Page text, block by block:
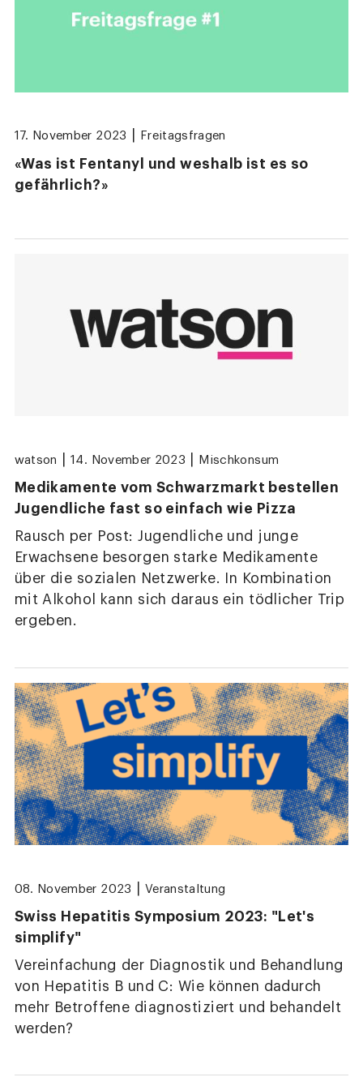
17. November 2023 Freitagsfragen
«Was ist Fentanyl und weshalb ist es so
gefährlich?»
watson 14. November 2023 Mischkonsum
Medikamente vom Schwarzmarkt bestellen
Jugendliche fast so einfach wie Pizza
Rausch per Post: Jugendliche und junge
Erwachsene besorgen starke Medikamente
über die sozialen Netzwerke. In Kombination
mit Alkohol kann sich daraus ein tödlicher Trip
ergeben.
08. November 2023 Veranstaltung
Swiss Hepatitis Symposium 2023: "Let's
simplify"
Vereinfachung der Diagnostik und Behandlung
von Hepatitis B und C: Wie können dadurch
mehr Betroffene diagnostiziert und behandelt
werden?